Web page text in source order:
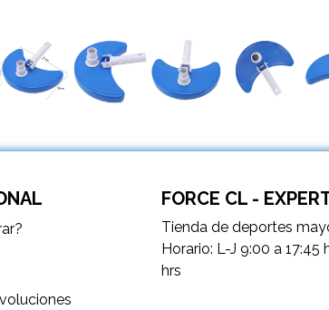
FORCE CL -
Tienda de deportes
Horario: L-J 9:00 a 17:45
hrs